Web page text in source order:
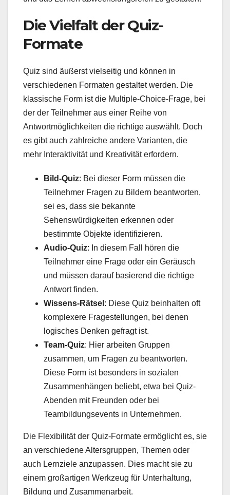
Die Vielfalt der Quiz-
Formate
Quiz sind äußerst vielseitig und können in
verschiedenen Formaten gestaltet werden. Die
klassische Form ist die Multiple-Choice-Frage, bei
der der Teilnehmer aus einer Reihe von
Antwortmöglichkeiten die richtige auswählt. Doch
es gibt auch zahlreiche andere Varianten, die
mehr Interaktivität und Kreativität erfordern.
Bild-Quiz: Bei dieser Form müssen die
Teilnehmer Fragen zu Bildern beantworten,
sei es, dass sie bekannte
Sehenswürdigkeiten erkennen oder
bestimmte Objekte identifizieren.
Audio-Quiz: In diesem Fall hören die
Teilnehmer eine Frage oder ein Geräusch
und müssen darauf basierend die richtige
Antwort finden.
Wissens-Rätsel : Diese Quiz beinhalten oft
komplexere Fragestellungen, bei denen
logisches Denken gefragt ist.
Team-Quiz: Hier arbeiten Gruppen
zusammen, um Fragen zu beantworten.
Diese Form ist besonders in sozialen
Zusammenhängen beliebt, etwa bei Quiz-
Abenden mit Freunden oder bei
Teambildungsevents in Unternehmen.
Die Flexibilität der Quiz-Formate ermöglicht es, sie
an verschiedene Altersgruppen, Themen oder
auch Lernziele anzupassen. Dies macht sie zu
einem großartigen Werkzeug für Unterhaltung,
Bildung und Zusammenarbeit.